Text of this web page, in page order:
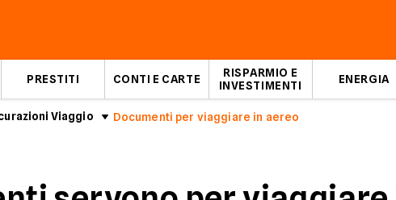
PRESTITI CONTI E CARTE
RISPARMIO E
INVESTIMENTI
ENERGIA
Viaggio Documenti per viaggiare in aereo